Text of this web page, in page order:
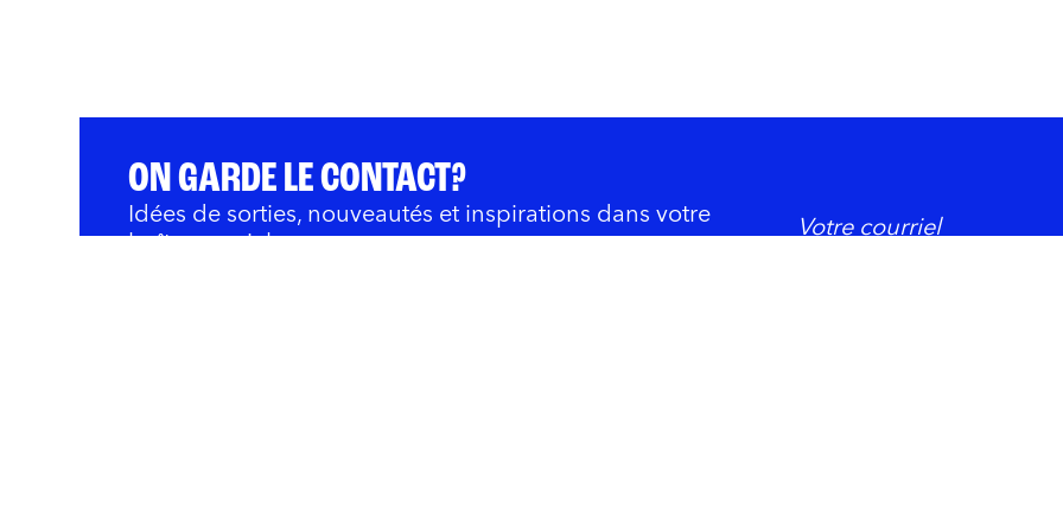
ON GARDE LE CONTACT?
Idées de sorties, nouveautés et inspirations dans votre
boîte courriel.